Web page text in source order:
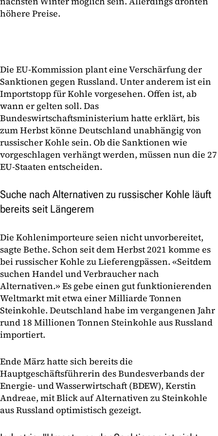
höhere Preise.
Die EU-Kommission plant eine Verschärfung der
Sanktionen gegen Russland. Unter anderem ist ein
Importstopp für Kohle vorgesehen. Offen ist, ab
wann er gelten soll. Das
Bundeswirtschaftsministerium hatte erklärt, bis
zum Herbst könne Deutschland unabhängig von
russischer Kohle sein. Ob die Sanktionen wie
vorgeschlagen verhängt werden, müssen nun die 27
EU-Staaten entscheiden.
Suche nach Alternativen zu russischer Kohle läuft
bereits seit Längerem
Die Kohlenimporteure seien nicht unvorbereitet,
sagte Bethe. Schon seit dem Herbst 2021 komme es
bei russischer Kohle zu Lieferengpässen. «Seitdem
suchen Handel und Verbraucher nach
Alternativen.» Es gebe einen gut funktionierenden
Weltmarkt mit etwa einer Milliarde Tonnen
Steinkohle. Deutschland habe im vergangenen Jahr
rund 18 Millionen Tonnen Steinkohle aus Russland
importiert.
Ende März hatte sich bereits die
Hauptgeschäftsführerin des Bundesverbands der
Energie- und Wasserwirtschaft (BDEW), Kerstin
Andreae, mit Blick auf Alternativen zu Steinkohle
aus Russland optimistisch gezeigt.